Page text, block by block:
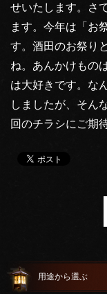
せいたします。さ
ます。今年は「お
す。酒田のお祭り
ね。あんかけもの
は大好きです。な
しましたが、そん
回のチラシにご期
用途から選ぶ